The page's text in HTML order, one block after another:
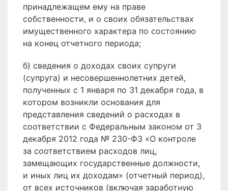
принадлежащем ему на праве
собственности, и о своих обязательствах
имущественного характера по состоянию
на конец отчетного периода;
б) сведения о доходах своих супруги
(супруга) и несовершеннолетних детей,
полученных с 1 января по 31 декабря года, в
котором возникли основания для
представления сведений о расходах в
соответствии с Федеральным законом от 3
декабря 2012 года № 230-ФЗ «О контроле
за соответствием расходов лиц,
замещающих государственные должности,
и иных лиц их доходам» (отчетный период),
от всех источников (включая заработную